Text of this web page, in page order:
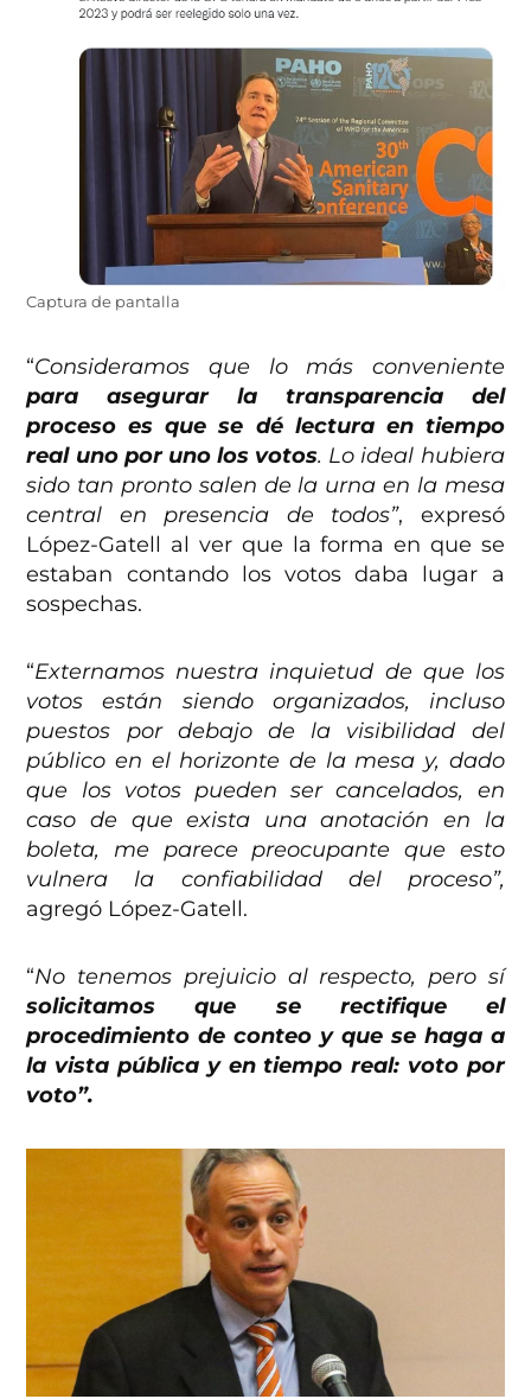
Captura de pantalla
“Consideramos que lo más conveniente
para asegurar la transparencia del
proceso es que se dé lectura en tiempo
real uno por uno los votos. Lo ideal hubiera
sido tan pronto salen de la urna en la mesa
central en presencia de todos”, expresó
López-Gatell al ver que la forma en que se
estaban contando los votos daba lugar a
sospechas.
“Externamos nuestra inquietud de que los
votos están siendo organizados, incluso
puestos por debajo de la visibilidad del
público en el horizonte de la mesa y, dado
que los votos pueden ser cancelados, en
caso de que exista una anotación en la
boleta, me parece preocupante que esto
vulnera la confiabilidad del proceso”,
agregó López-Gatell.
“No tenemos prejuicio al respecto, pero sí
solicitamos que se rectifique el
procedimiento de conteo y que se haga a
la vista pública y en tiempo real: voto por
voto”.